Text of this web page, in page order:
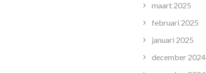
maart 2025
februari 2025
januari 2025
december 2024